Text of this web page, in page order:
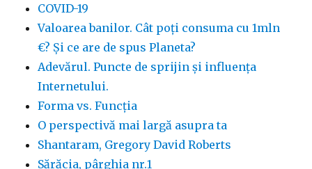
COVID-19
Valoarea banilor. Cât poți consuma cu 1mln
€? Și ce are de spus Planeta?
Adevărul. Puncte de sprijin și influența
Internetului.
Forma vs. Funcția
O perspectivă mai largă asupra ta
Shantaram, Gregory David Roberts
Sărăcia, pârghia nr.1